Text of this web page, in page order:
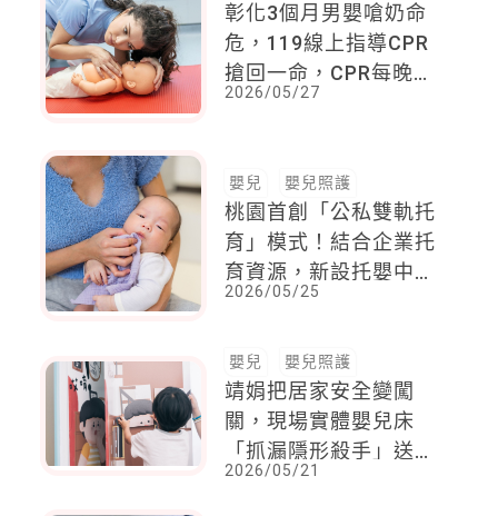
彰化3個月男嬰嗆奶命
危，119線上指導CPR
搶回一命，CPR每晚1
分鐘，存活率就下降
2026/05/27
嬰兒 嬰兒照護
桃園首創「公私雙軌托
育」模式！結合企業托
育資源，新設托嬰中心
最高補助330萬元
2026/05/25
嬰兒 嬰兒照護
靖娟把居家安全變闖
關，現場實體嬰兒床
「抓漏隱形殺手」送繪
本、抽汽座！專家示
2026/05/21